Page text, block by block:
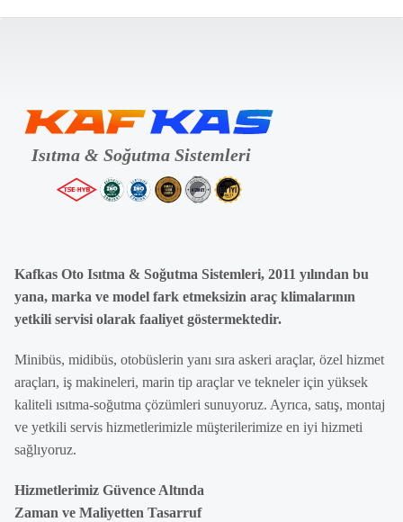
Kafkas Oto Isıtma & Soğutma Sistemleri, 2011 yılından bu
yana, marka ve model fark etmeksizin araç klimalarının
yetkili servisi olarak faaliyet göstermektedir.
Minibüs, midibüs, otobüslerin yanı sıra askeri araçlar, özel hizmet
araçları, iş makineleri, marin tip araçlar ve tekneler için yüksek
kaliteli ısıtma-soğutma çözümleri sunuyoruz. Ayrıca, satış, montaj
ve yetkili servis hizmetlerimizle müşterilerimize en iyi hizmeti
sağlıyoruz.
Hizmetlerimiz Güvence Altında
Zaman ve Maliyetten Tasarruf